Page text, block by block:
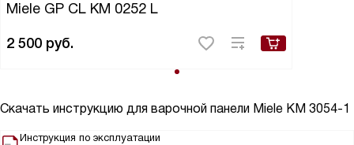
Miele GP CL KM 0252 L
2 500 руб.
Скачать инструкцию для варочной панели Miele KM 3054-1
Инструкция по эксплуатации